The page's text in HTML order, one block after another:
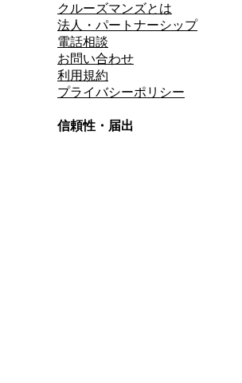
クルーズマンズとは
法人・パートナーシップ
電話相談
お問い合わせ
利用規約
プライバシーポリシー
信頼性・届出